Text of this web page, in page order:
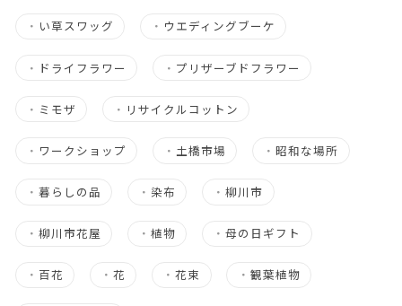
・ い草スワッグ ・ ウエディングブーケ
・ ドライフラワー ・ プリザーブドフラワー
・ ミモザ ・ リサイクルコットン
・ ワークショップ ・ 土橋市場 ・昭和な場所
・ 暮らしの品 ・ 染布 ・柳川市
・ 柳川市花屋 ・植物 ・母の日ギフト
・ 百花 ・花 ・花束 ・ 観葉植物